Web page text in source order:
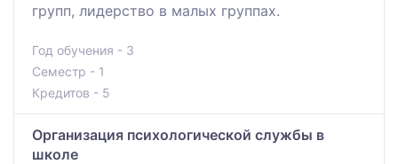
групп, лидерство в малых группах.
Год обучения - 3
Семестр - 1
Кредитов - 5
Организация психологической службы в
школе